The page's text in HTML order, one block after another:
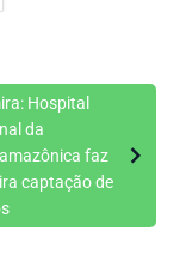
Hospital
da
faz
captação de